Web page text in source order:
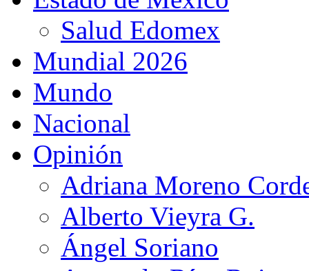
Salud Edomex
Mundial 2026
Mundo
Nacional
Opinión
Adriana Moreno
Alberto Vieyra G.
Ángel Soriano